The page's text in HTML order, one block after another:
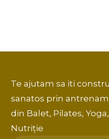
Te ajutam sa iti
sanatos prin
din Balet, Pilates,
Nutriție